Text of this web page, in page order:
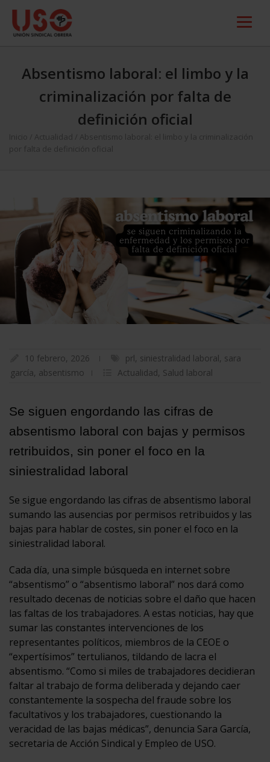
Absentismo laboral: el limbo y la
criminalización por falta de
definición oficial
Inicio Actualidad
Absentismo laboral: el limbo y la criminalización
por falta de definición oficial
10 febrero, 2026 prl, siniestralidad laboral, sara
garcía, absentismo Actualidad, Salud laboral
Se siguen engordando las cifras de
absentismo laboral con bajas y permisos
retribuidos, sin poner el foco en la
siniestralidad laboral
Se sigue engordando las cifras de absentismo laboral
sumando las ausencias por permisos retribuidos y las
bajas para hablar de costes, sin poner el foco en la
siniestralidad laboral.
Cada día, una simple búsqueda en internet sobre
“absentismo” o “absentismo laboral” nos dará como
resultado decenas de noticias sobre el daño que hacen
las faltas de los trabajadores. A estas noticias, hay que
sumar las constantes intervenciones de los
representantes políticos, miembros de la CEOE o
“expertísimos” tertulianos, tildando de lacra el
absentismo. “Como si miles de trabajadores decidieran
faltar al trabajo de forma deliberada y dejando caer
constantemente la sospecha del fraude sobre los
facultativos y los trabajadores, cuestionando la
veracidad de las bajas médicas”, denuncia Sara García,
secretaria de Acción Sindical y Empleo de USO.